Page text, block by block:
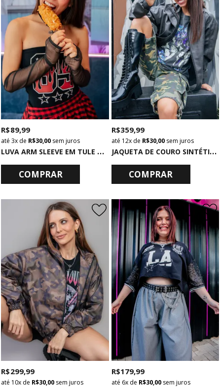
L
UVA ARM SLEEVE EM TULE PRETO
R$ 89,99
3x de R$ 30,00 sem juros
COMPRAR
J
AQUETA DE COURO SINTÉTICO CHUMBO
R$ 359,99
12xde R$ 30,00sem juros
COMPRAR
R$ 299,99
10x de R$ 30,00 sem juros
R$ 179,99
6xde R$ 30,00sem juros